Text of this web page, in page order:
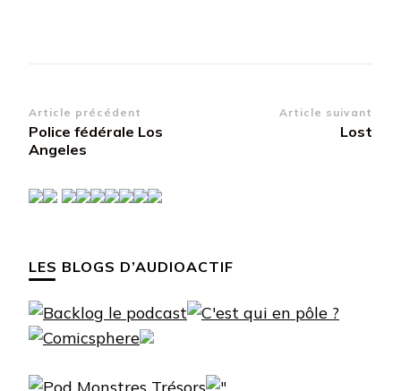
Navigation
d’article
Article précédent
Police fédérale Los
Angeles
Article suivant
Lost
LES BLOGS D’AUDIOACTIF